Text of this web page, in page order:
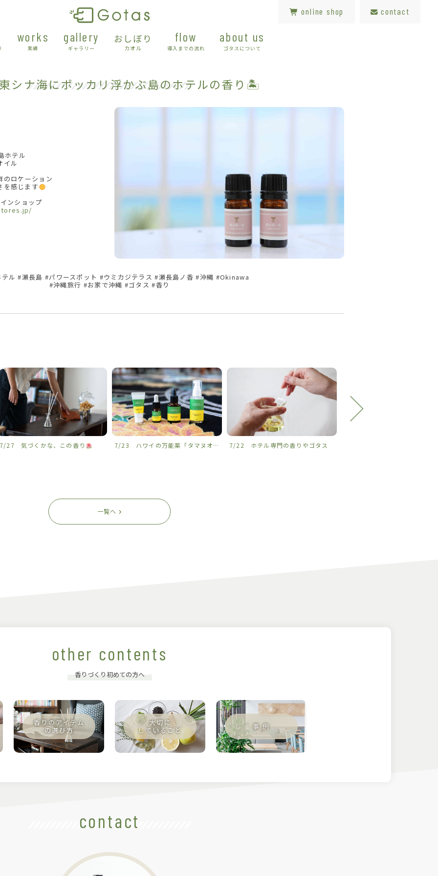
works
実績
gallery
ギャラリー
おしぼり
カオル
flow
導入までの流れ
about us
ゴタスについて
online shop contact
ナ海にポッカリ浮かぶ島のホテルの香り🏝
ホテル
イル
のロケーション
を感じます
ンショップ
ル #瀬長島 #パワースポット #ウミカジテラス #瀬長島ノ香 #沖縄 #Okinawa
#沖縄旅行 #お家で沖縄 #ゴタス #香り
7/27 気づくかな、この香り 7/23 ハワイの万能薬「タマヌオイル」を沖縄から 𓈒𓏸
7/22 ホテル専門の香りやゴタス
一覧へ
other contents
香りづくり初めての方へ
contact